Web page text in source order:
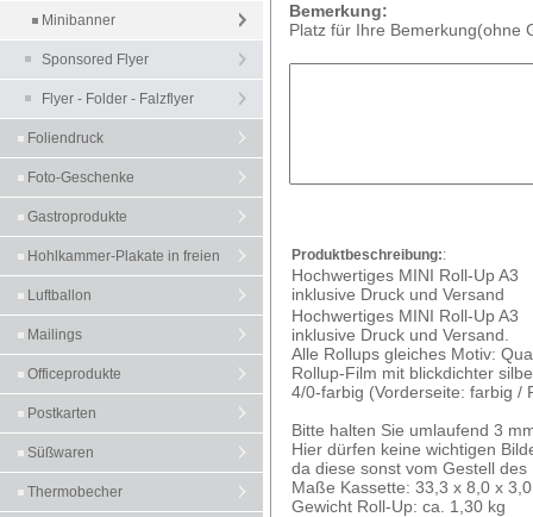
Minibanner
Sponsored Flyer
Flyer - Folder - Falzflyer
Foliendruck
Foto-Geschenke
Gastroprodukte
Hohlkammer-Plakate in freien
Formaten
Luftballon
Mailings
Officeprodukte
Postkarten
Süßwaren
Thermobecher
Bemerkung:
Platz für Ihre Bemerkung(ohne
Produktbeschreibung::
Hochwertiges MINI Roll-Up A3
inklusive Druck und Versand
Hochwertiges MINI Roll-Up A3
inklusive Druck und Versand.
Alle Rollups gleiches Motiv:
Rollup-Film mit blickdichter
4/0-farbig (Vorderseite: farbig /
Bitte halten Sie umlaufend 3
Hier dürfen keine wichtigen
da diese sonst vom Gestell
Maße Kassette: 33,3 x 8,0 x
Gewicht Roll-Up: ca. 1,30 kg